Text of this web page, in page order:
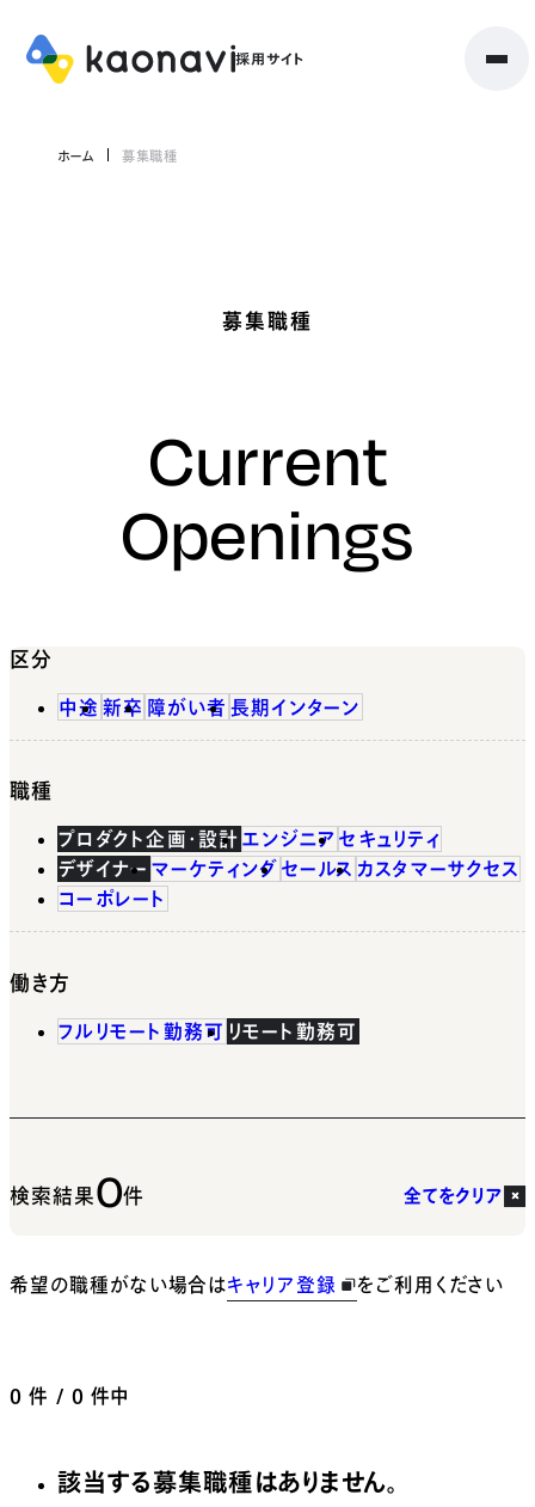
ホーム 募集職種
募集職種
Current
Openings
区分
中途 新卒 障がい者 長期インターン
職種
プロダクト企画・設計 エンジニア セキュリティ
デザイナー マーケティング セールス カスタマーサクセス
コーポレート
働き方
フルリモート勤務可 リモート勤務可
検索結果0件 全てをクリア
希望の職種がない場合はキャリア登録 をご利用ください
0 件 / 0 件中
該当する募集職種はありません。